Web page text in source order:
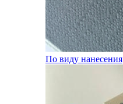
По виду нанесения